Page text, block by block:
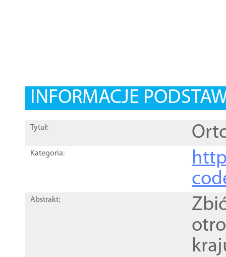
INFORMACJE
Tytuł:
Kategoria:
Abstrakt: